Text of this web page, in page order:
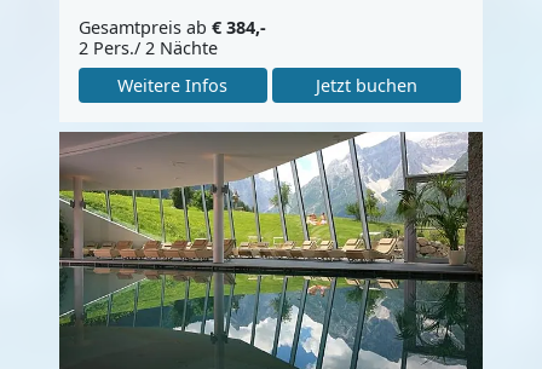
Gesamtpreis ab € 384,-
2 Pers./ 2 Nächte
Weitere Infos
Jetzt buchen